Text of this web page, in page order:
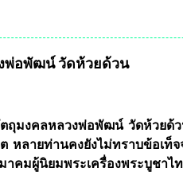
รพิษทางทหาร ถ้าสามารถผลิต
ยิ่ง ผมจะดีใจและภูมิใจมากหา
ในประเทศลดการนำเข้าโดยเด็
ประเทศได้ โดยทีมทนายควา
พ่อพัฒน์ วัดห้วยด้วน
ตถุมงคลหลวงพ่อพัฒน์ วัดห้วยด้
หลายท่านคงยังไม่ทราบข้อเท็จ
าคมผู้นิยมพระเครื่องพระบูชาไ